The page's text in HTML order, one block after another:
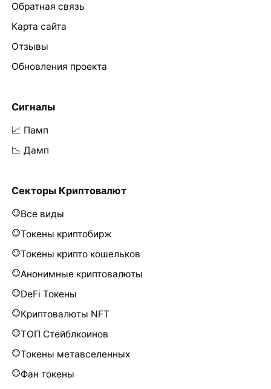
Обратная связь
Карта сайта
Отзывы
Обновления проекта
Сигналы
📈 Памп
📉 Дамп
Секторы Криптовалют
Все виды
Токены криптобирж
Токены крипто кошельков
Анонимные криптовалюты
DeFi Токены
Криптовалюты NFT
ТОП Стейблкоинов
Токены метавселенных
Фан токены